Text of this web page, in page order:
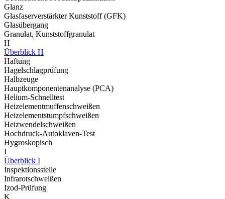
Glanz
Glasfaserverstärkter Kunststoff (GFK)
Glasübergang
Granulat, Kunststoffgranulat
H
Überblick H
Haftung
Hagelschlagprüfung
Halbzeuge
Hauptkomponentenanalyse (PCA)
Helium-Schnelltest
Heizelementmuffenschweißen
Heizelementstumpfschweißen
Heizwendelschweißen
Hochdruck-Autoklaven-Test
Hygroskopisch
I
Überblick I
Inspektionsstelle
Infrarotschweißen
Izod-Prüfung
K